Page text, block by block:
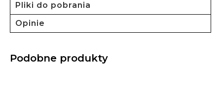
Pliki do pobrania
Opinie
Podobne produkty